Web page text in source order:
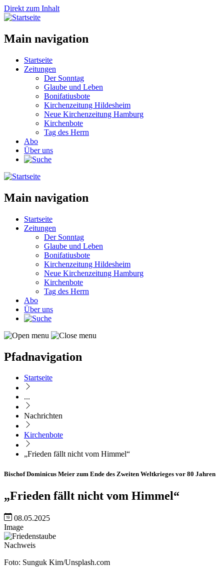
Direkt zum Inhalt
Main navigation
Startseite
Zeitungen
Der Sonntag
Glaube und Leben
Bonifatiusbote
Kirchenzeitung Hildesheim
Neue Kirchenzeitung Hamburg
Kirchenbote
Tag des Herrn
Abo
Über uns
Main navigation
Startseite
Zeitungen
Der Sonntag
Glaube und Leben
Bonifatiusbote
Kirchenzeitung Hildesheim
Neue Kirchenzeitung Hamburg
Kirchenbote
Tag des Herrn
Abo
Über uns
Pfadnavigation
Startseite
...
Nachrichten
Kirchenbote
„Frieden fällt nicht vom Himmel“
Bischof Dominicus Meier zum Ende des Zweiten Weltkrieges vor 80 Jahren
„Frieden fällt nicht vom Himmel“
08.05.2025
Image
Nachweis
Foto: Sunguk Kim/Unsplash.com